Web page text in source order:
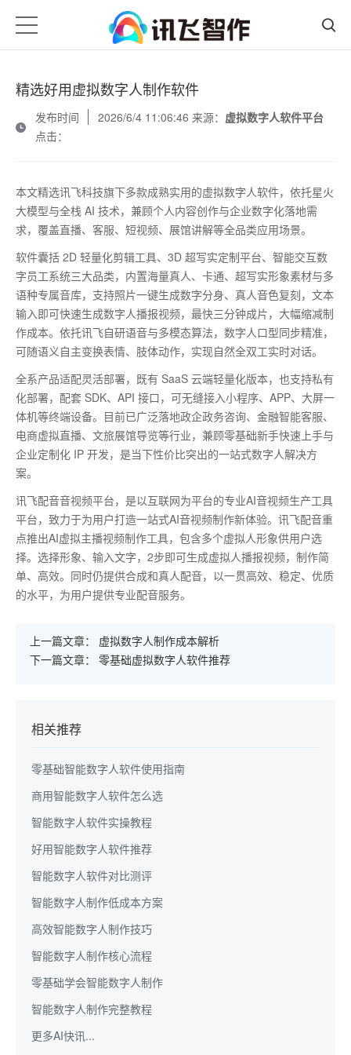
精选好用虚拟数字人制作软件
发布时间
2026/6/4 11:06:46 来源： 虚拟数字人软件平台
点击：
本文精选讯飞科技旗下多款成熟实用的虚拟数字人软件，依托星火
大模型与全栈 AI 技术，兼顾个人内容创作与企业数字化落地需
求，覆盖直播、客服、短视频、展馆讲解等全品类应用场景。
软件囊括 2D 轻量化剪辑工具、 3D 超写实定制平台、智能交互数
字员工系统三大品类，内置海量真人、卡通、超写实形象素材与多
语种专属音库，支持照片一键生成数字分身、真人音色复刻，文本
输入即可快速生成数字人播报视频，最快三分钟成片，大幅缩减制
作成本。依托讯飞自研语音与多模态算法，数字人口型同步精准，
可随语义自主变换表情、肢体动作，实现自然全双工实时对话。
全系产品适配灵活部署，既有 SaaS 云端轻量化版本，也支持私有
化部署，配套 SDK、 API 接口，可无缝接入小程序、 APP、大屏一
体机等终端设备。目前已广泛落地政企政务咨询、金融智能客服、
电商虚拟直播、文旅展馆导览等行业，兼顾零基础新手快速上手与
企业定制化 IP 开发，是当下性价比突出的一站式数字人解决方
案。
讯飞配音音视频平台，是以互联网为平台的专业AI音视频生产工具
平台，致力于为用户打造一站式AI音视频制作新体验。讯飞配音重
点推出AI虚拟主播视频制作工具，包含多个虚拟人形象供用户选
择。选择形象、输入文字，2步即可生成虚拟人播报视频，制作简
单、高效。同时仍提供合成和真人配音，以一贯高效、稳定、优质
的水平，为用户提供专业配音服务。
上一篇文章： 虚拟数字人制作成本解析
下一篇文章： 零基础虚拟数字人软件推荐
相关推荐
零基础智能数字人软件使用指南
商用智能数字人软件怎么选
智能数字人软件实操教程
好用智能数字人软件推荐
智能数字人软件对比测评
智能数字人制作低成本方案
高效智能数字人制作技巧
智能数字人制作核心流程
零基础学会智能数字人制作
智能数字人制作完整教程
更多AI快讯...